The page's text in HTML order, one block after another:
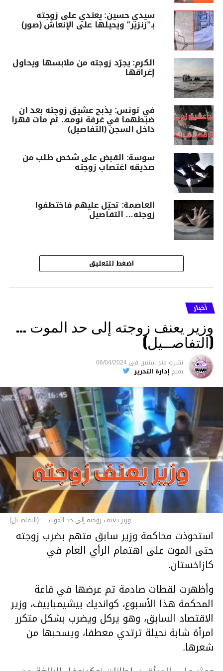
سيدي حسين: يعتدي على زوجته
بـ”زنزير” ويحيلها على الإنعاش (صور)
الكرم: يجرّد زوجته من ملابسها ويحاول
إغراقها
في تونس: يذبح عشيق زوجته بعد ان
ضبطهما في غرفة نومه.. ثم مات قهرا
داخل السجن (التفاصيل)
سوسة: القبض على شخص طلب من
صديقه اغتصاب زوجته
العاصمة: تحيّل عليهم فاختطفوا
زوجته… التفاصيل
اضغط للتعليق
أخبار
وزير يعنف زوجته إلى حد الموت …
(التفاصــيل)
نشرت منذ سنتين فى 06/04/2024
بقلم إدارة التحرير
وزير يعنف زوجته إلى حد الموت ... (التفاصــيل)
استحوذت محاكمة وزير سابق متهم بضرب زوجته
حتى الموت على اهتمام الرأي العام في
كازاخستان.
وأظهرت لقطات صادمة تم عرضها في قاعة
المحكمة هذا الأسبوع، كوانديك بيشيمباييف، وزير
الاقتصاد السابق، وهو يركل ويضرب بشكل متكرر
امرأة شابة نحيلة ترتدي معطفا، ويسحبها من
شعرها.